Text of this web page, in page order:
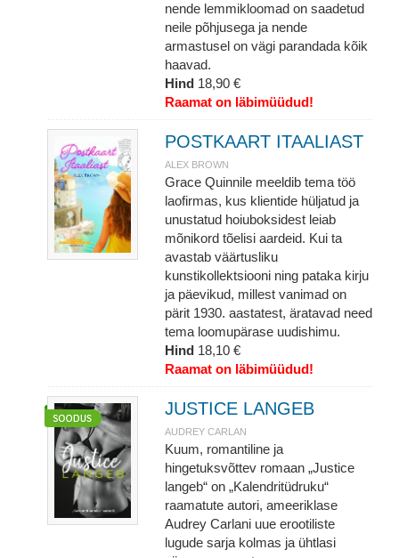
nende lemmikloomad on saadetud
neile põhjusega ja nende
armastusel on vägi parandada kõik
haavad.
Hind 18,90 €
Raamat on läbimüüdud!
POSTKAART ITAALIAST
ALEX BROWN
Grace Quinnile meeldib tema töö
laofirmas, kus klientide hüljatud ja
unustatud hoiuboksidest leiab
mõnikord tõelisi aardeid. Kui ta
avastab väärtusliku
kunstikollektsiooni ning pataka kirju
ja päevikud, millest vanimad on
pärit 1930. aastatest, äratavad need
tema loomupärase uudishimu.
Hind 18,10 €
Raamat on läbimüüdud!
JUSTICE LANGEB
AUDREY CARLAN
Kuum, romantiline ja
hingetuksvõttev romaan „Justice
langeb“ on „Kalendritüdruku“
raamatute autori, ameeriklase
Audrey Carlani uue erootiliste
lugude sarja kolmas ja ühtlasi